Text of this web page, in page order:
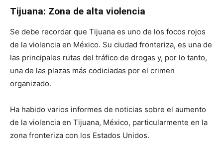
Tijuana: Zona de alta violencia
Se debe recordar que Tijuana es uno de los focos rojos
de la violencia en México. Su ciudad fronteriza, es una de
las principales rutas del tráfico de drogas y, por lo tanto,
una de las plazas más codiciadas por el crimen
organizado.
Ha habido varios informes de noticias sobre el aumento
de la violencia en Tijuana, México, particularmente en la
zona fronteriza con los Estados Unidos.